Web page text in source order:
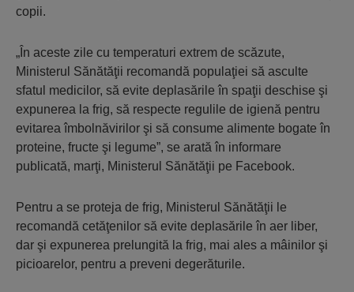
copii.
„În aceste zile cu temperaturi extrem de scăzute,
Ministerul Sănătăţii recomandă populaţiei să asculte
sfatul medicilor, să evite deplasările în spaţii deschise şi
expunerea la frig, să respecte regulile de igienă pentru
evitarea îmbolnăvirilor şi să consume alimente bogate în
proteine, fructe şi legume”, se arată în informare
publicată, marţi, Ministerul Sănătăţii pe Facebook.
Pentru a se proteja de frig, Ministerul Sănătăţii le
recomandă cetăţenilor să evite deplasările în aer liber,
dar şi expunerea prelungită la frig, mai ales a mâinilor şi
picioarelor, pentru a preveni degerăturile.